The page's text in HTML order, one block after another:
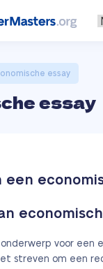
essay
essay
een
voor een
streven om een